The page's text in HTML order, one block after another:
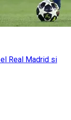
Real Madrid si